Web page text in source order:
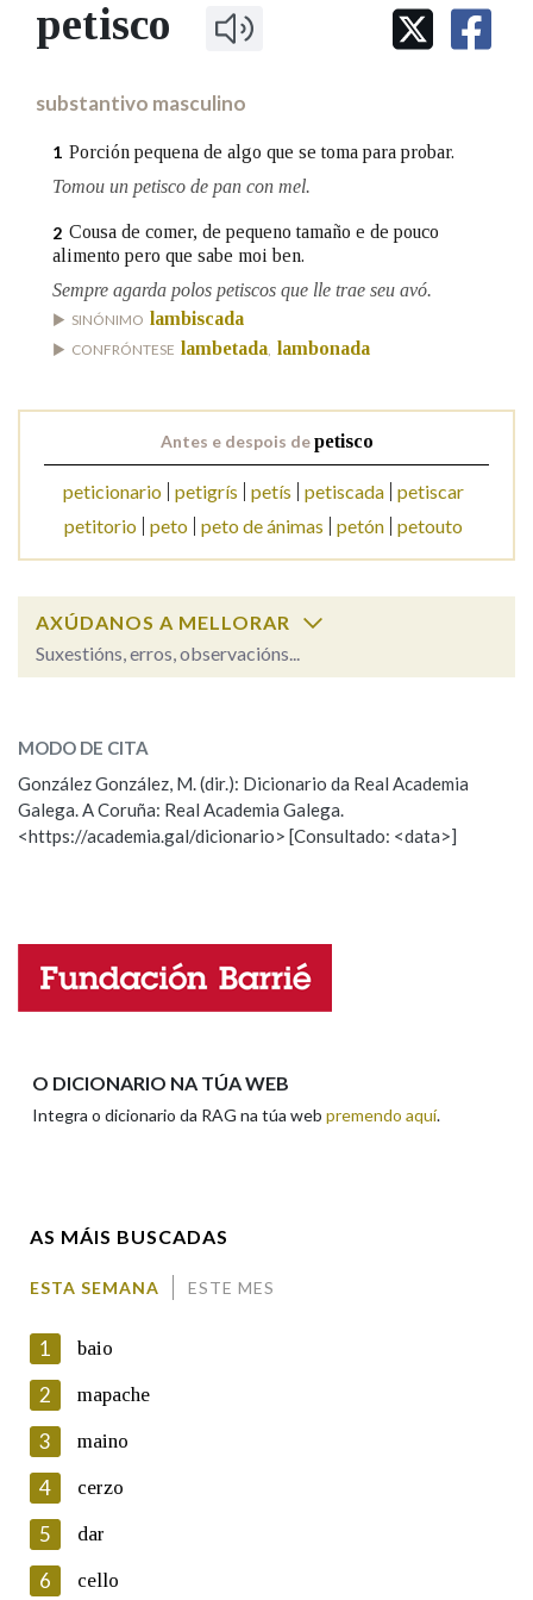
IDENTIDADE CORPORATIVA
MARCIAL DEL ADALID
FIGURAS HOMENAXEADAS
PRIMAVERA DAS LETRAS
PORTAL DAS PALABRAS
Facebook
TwitterYoutubeInstagramBluesky
BUSCAR NOS LEMAS
Contén
Nas definicións
Nos exemplos
Na fraseoloxía
Marcas gramaticais
Pertence a
LIMPAR
petisco
substantivo masculino
1 Porción pequena de algo que se toma para probar.
Tomou un petisco de pan con mel.
2 Cousa de comer, de pequeno tamaño e de pouco
alimento pero que sabe moi ben.
Sempre agarda polos petiscos que lle trae seu avó.
SINÓNIMO lambiscada
CONFRÓNTESE lambetada lambonada
Antes e despois depetisco
peticionario petigrís petís petiscada petiscar
petitorio peto peto de ánimas petón petouto
AXÚDANOS A MELLORAR
Suxestións, erros, observacións...
ESCOLLE UNHA OPCIÓN:
Observación Hai un erro na palabra
Propoño mellorar a definición
Nome
En cumprimento da normativa vixente en materia de
Protección de Datos de Carácter Persoal, a Real Academia
Galega informa a aqueles usuarios que faciliten o seu correo
electrónico, así como calquera outra información de carácter
persoal, que estes datos serán obxecto de tratamento
automatizado de carácter confidencial e incorporados aos seus
ficheiros informáticos. Así mesmo, os usuarios poderán exercer o
MODO DE CITA
González González, M. (dir.): Dicionario da Real Academia
Galega. A Coruña: Real Academia Galega.
<https://academia.gal/dicionario> [Consultado: <data>]
O DICIONARIO NA TÚA WEB
Integra o dicionario da RAG na túa web premendo aquí.
AS MÁIS BUSCADAS
ESTA SEMANA ESTE MES
1 baio
2 mapache
3 maino
4 cerzo
5 dar
6 cello